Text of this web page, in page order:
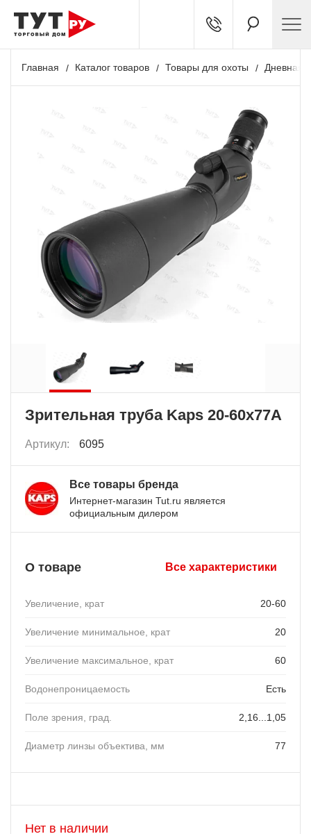
Главная Каталог товаров Товары для охоты Дневная
Зрительная труба Kaps 20-60x77A
Артикул: 6095
Все товары бренда
Интернет-магазин Tut.ru является
официальным дилером
О товаре Все характеристики
Увеличение, крат 20-60
Увеличение минимальное, крат 20
Увеличение максимальное, крат 60
Водонепроницаемость Есть
Поле зрения, град. 2,16...1,05
Диаметр линзы объектива, мм 77
Нет в наличии